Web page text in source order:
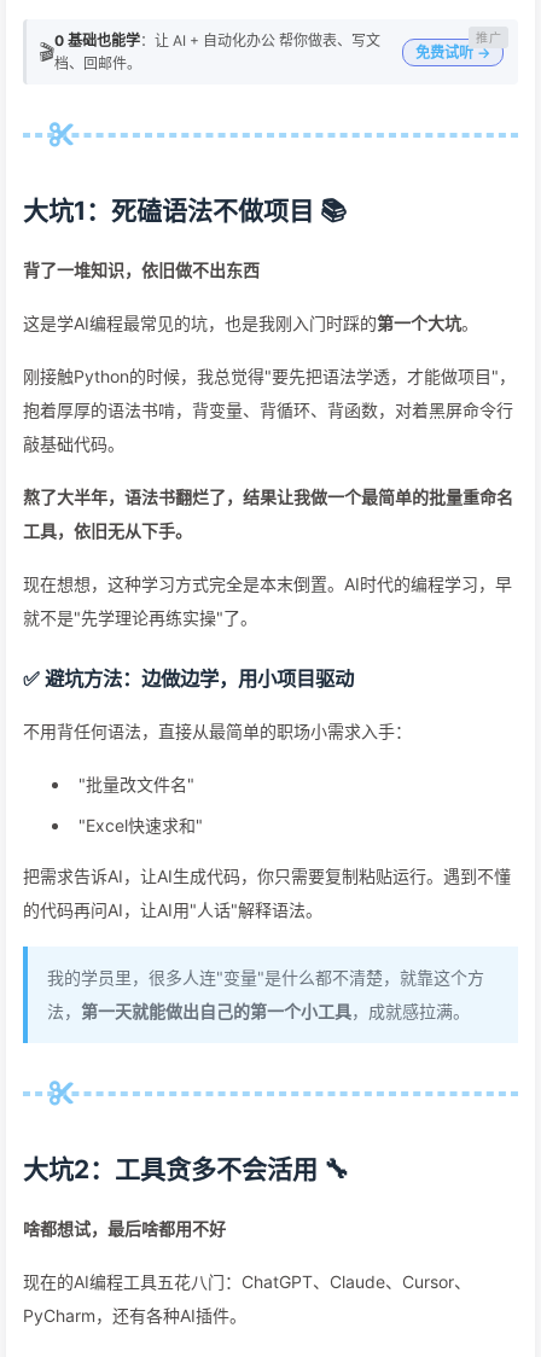
🎬0 基础也能学：让 AI + 自动化办公 帮你做表、写文
档、回邮件。
免费试听 →
大坑1：死磕语法不做项目 📚
背了一堆知识，依旧做不出东西
这是学AI编程最常见的坑，也是我刚入门时踩的第一个大坑。
刚接触Python的时候，我总觉得"要先把语法学透，才能做项目"，
抱着厚厚的语法书啃，背变量、背循环、背函数，对着黑屏命令行
敲基础代码。
熬了大半年，语法书翻烂了，结果让我做一个最简单的批量重命名
工具，依旧无从下手。
现在想想，这种学习方式完全是本末倒置。AI时代的编程学习，早
就不是"先学理论再练实操"了。
✅ 避坑方法：边做边学，用小项目驱动
不用背任何语法，直接从最简单的职场小需求入手：
"批量改文件名"
"Excel快速求和"
把需求告诉AI，让AI生成代码，你只需要复制粘贴运行。遇到不懂
的代码再问AI，让AI用"人话"解释语法。
我的学员里，很多人连"变量"是什么都不清楚，就靠这个方
法， 第一天就能做出自己的第一个小工具，成就感拉满。
大坑2：工具贪多不会活用 🔧
啥都想试，最后啥都用不好
现在的AI编程工具五花八门：ChatGPT、Claude、Cursor、
PyCharm，还有各种AI插件。